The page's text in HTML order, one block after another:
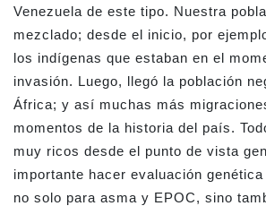
Venezuela de este tipo. Nuestra
mezclado; desde el inicio, por
los indígenas que estaban en el
invasión. Luego, llegó la población
África; y así muchas más
momentos de la historia del país.
muy ricos desde el punto de vista
importante hacer evaluación
no solo para asma y EPOC, sino